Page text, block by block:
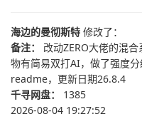
海边的曼彻斯特 修改了：
备注： 改动ZERO大佬的混
物有简易双打AI，做了强度
readme，更新日期26.8.4
千寻网盘： 1385
2026-08-04 19:27:52